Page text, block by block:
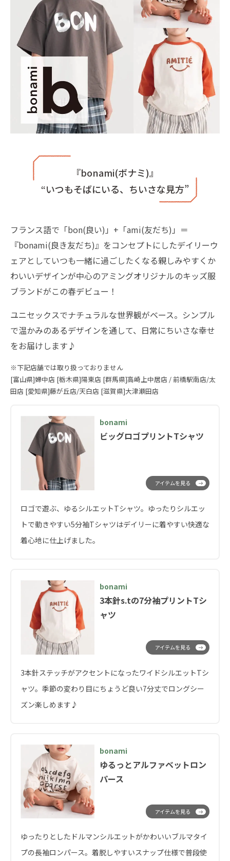
『bonami(ボナミ)』
“いつもそばにいる、ちいさな見方”
フランス語で「bon(良い)」+「ami(友だち)」＝
『bonami(良き友だち)』をコンセプトにしたデイリーウ
ェアとしていつも一緒に過ごしたくなる親しみやすくか
わいいデザインが中心のアミングオリジナルのキッズ服
ブランドがこの春デビュー！
ユニセックスでナチュラルな世界観がベース。シンプル
で温かみのあるデザインを通して、日常にちいさな幸せ
をお届けします♪
※下記店舗では取り扱っておりません
[富山県]婦中店 [栃木県]陽東店 [群馬県]高崎上中居店 / 前橋駅南店/太
田店 [愛知県]藤が丘店/天白店 [滋賀県]大津瀬田店
ビッグロゴプリントTシャツ
bonami
ロゴで遊ぶ、ゆるシルエットTシャツ。ゆったりシルエッ
トで動きやすい5分袖Tシャツはデイリーに着やすい快適な
着心地に仕上げました。
アイテムを見る
3本針s.tの7分袖プリントTシ
ャツ
bonami
3本針ステッチがアクセントになったワイドシルエットTシ
ャツ。季節の変わり目にちょうど良い7分丈でロングシー
ズン楽しめます♪
アイテムを見る
ゆるっとアルファベットロン
パース
bonami
ゆったりとしたドルマンシルエットがかわいいブルマタイ
プの長袖ロンパース。着脱しやすいスナップ仕様で普段使
アイテムを見る